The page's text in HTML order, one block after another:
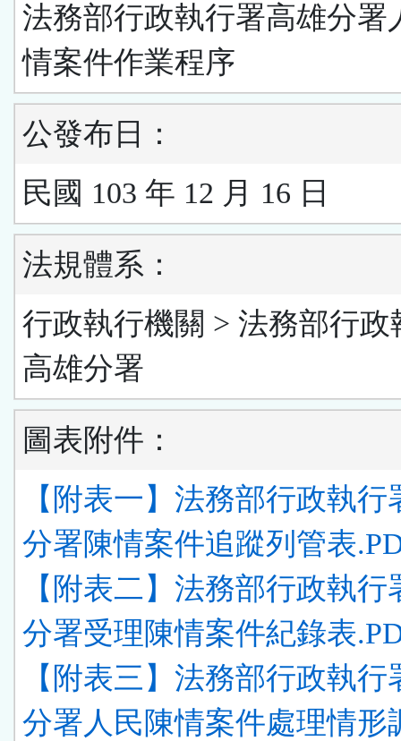
法務部行政執行署高雄分署
情案件作業程序
公發布日：
民國 103 年 12 月 16 日
法規體系：
行政執行機關 > 法務部行政
高雄分署
圖表附件：
【附表一】法務部行政執行
分署陳情案件追蹤列管表
【附表二】法務部行政執行
分署受理陳情案件紀錄表
【附表三】法務部行政執行
分署人民陳情案件處理情形